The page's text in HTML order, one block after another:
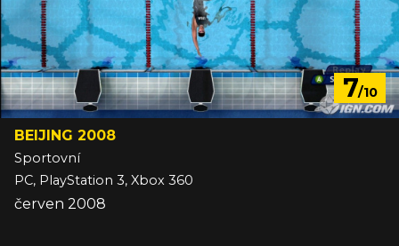
7/10
BEIJING 2008
Sportovní
PC, PlayStation 3, Xbox 360
červen 2008